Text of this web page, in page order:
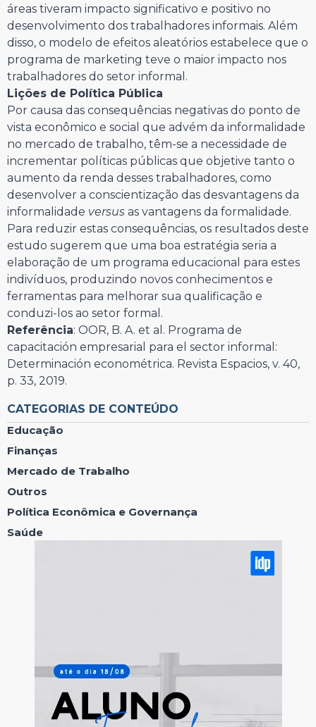
áreas tiveram impacto significativo e positivo no
desenvolvimento dos trabalhadores informais. Além
disso, o modelo de efeitos aleatórios estabelece que o
programa de marketing teve o maior impacto nos
trabalhadores do setor informal.
Lições de Política Pública
Por causa das consequências negativas do ponto de
vista econômico e social que advém da informalidade
no mercado de trabalho, têm-se a necessidade de
incrementar políticas públicas que objetive tanto o
aumento da renda desses trabalhadores, como
desenvolver a conscientização das desvantagens da
informalidade versus as vantagens da formalidade.
Para reduzir estas consequências, os resultados deste
estudo sugerem que uma boa estratégia seria a
elaboração de um programa educacional para estes
indivíduos, produzindo novos conhecimentos e
ferramentas para melhorar sua qualificação e
conduzi-los ao setor formal.
Referência: OOR, B. A. et al. Programa de
capacitación empresarial para el sector informal:
Determinación econométrica. Revista Espacios, v. 40,
p. 33, 2019.
CATEGORIAS DE CONTEÚDO
Educação
Finanças
Mercado de Trabalho
Outros
Política Econômica e Governança
Saúde